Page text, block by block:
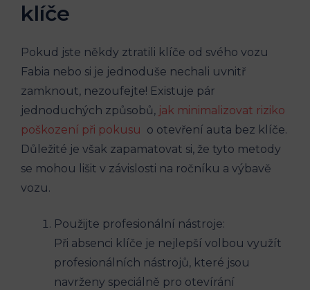
klíče
Pokud jste⁢ někdy ztratili klíče od svého vozu
Fabia nebo si je jednoduše nechali uvnitř
zamknout, nezoufejte! Existuje ‌pár
jednoduchých ‌způsobů, jak minimalizovat riziko
poškození při ⁤pokusu ‍ o otevření auta bez klíče.
Důležité je však zapamatovat si, že tyto metody
se⁢ mohou lišit⁤ v závislosti na ročníku a výbavě
vozu.
Použijte profesionální nástroje:
Při absenci klíče je nejlepší volbou využít
profesionálních nástrojů, které jsou
navrženy speciálně pro otevírání